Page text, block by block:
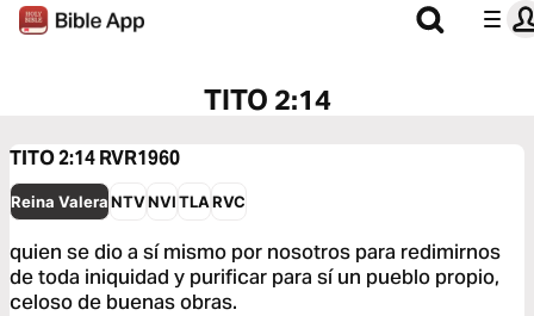
TITO 2:14
TITO 2:14RVR1960
Reina ValeraNTVNVITLARVC
quien se dio a sí mismo por nosotros para redimirnos
de toda iniquidad y purificar para sí un pueblo propio,
celoso de buenas obras.